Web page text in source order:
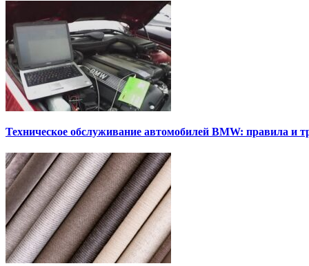
Техническое обслуживание автомобилей BMW: правила и